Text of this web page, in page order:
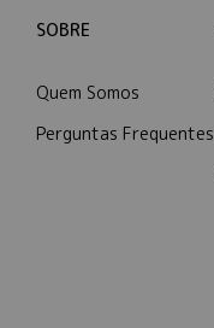
SOBRE
Quem Somos
Perguntas Frequentes